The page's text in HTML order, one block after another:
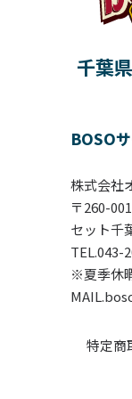
千葉県
BOSO
株式会社
〒260-
セット千
TEL.043-
※夏季休
特定商